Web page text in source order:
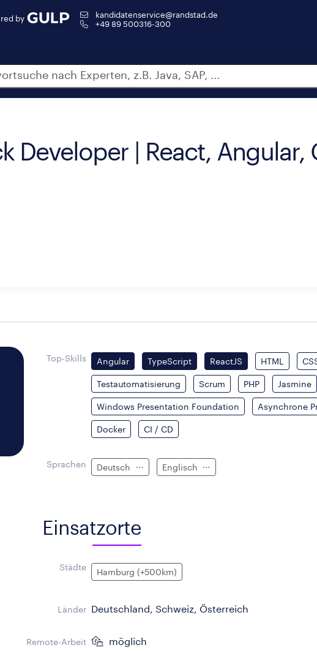
by
kandidatenservice@randstad.de
+49 89 500316-300
Developer | React, Angular,
Top-Skills Angular TypeScript ReactJS HTML
Testautomatisierung Scrum PHP Jasmine
Windows Presentation Foundation Asynchrone
Docker CI / CD
Sprachen Deutsch Englisch
Einsatzorte
Städte Hamburg (+500km)
Länder Deutschland, Schweiz, Österreich
Remote-Arbeit möglich